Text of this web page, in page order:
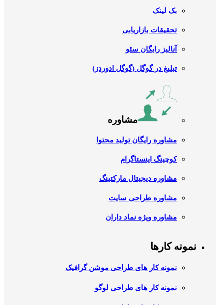
بک لینک
تحقیقات بازاریابی
آنالیز رایگان سئو
تبلیغ در گوگل (گوگل ادوردز)
مشاوره
مشاوره رایگان تولید محتوا
کوچینگ اینستاگرام
مشاوره دیجیتال مارکتینگ
مشاوره طراحی سایت
مشاوره ویژه نماد داران
نمونه کارها
نمونه کار های طراحی موشن گرافیک
نمونه کار های طراحی لوگو